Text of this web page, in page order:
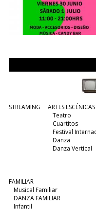
STREAMING
ARTES ESCÉNICAS
Teatro
Cuartitos
Festival
Danza
Danza Vertical
FAMILIAR
Musical Familiar
DANZA FAMILIAR
Infantil